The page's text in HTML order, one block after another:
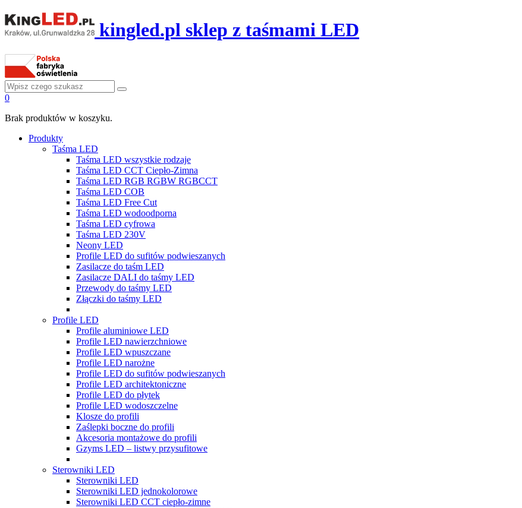
kingled.pl sklep z taśmami LED
0
Brak produktów w koszyku.
Produkty
Taśma LED
Taśma LED wszystkie rodzaje
Taśma LED CCT Ciepło-Zimna
Taśma LED RGB RGBW RGBCCT
Taśma LED COB
Taśma LED Free Cut
Taśma LED wodoodporna
Taśma LED cyfrowa
Taśma LED 230V
Neony LED
Profile LED do sufitów podwieszanych
Zasilacze do taśm LED
Zasilacze DALI do taśmy LED
Przewody do taśmy LED
Złączki do taśmy LED
Profile LED
Profile aluminiowe LED
Profile LED nawierzchniowe
Profile LED wpuszczane
Profile LED narożne
Profile LED do sufitów podwieszanych
Profile LED architektoniczne
Profile LED do płytek
Profile LED wodoszczelne
Klosze do profili
Zaślepki boczne do profili
Akcesoria montażowe do profili
Gzyms LED – listwy przysufitowe
Sterowniki LED
Sterowniki LED
Sterowniki LED jednokolorowe
Sterowniki LED CCT ciepło-zimne